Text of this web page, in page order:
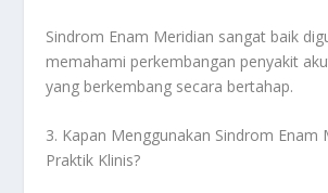
Sindrom Enam Meridian sangat baik
memahami perkembangan penyakit
yang berkembang secara bertahap.
3. Kapan Menggunakan Sindrom Enam
Praktik Klinis?